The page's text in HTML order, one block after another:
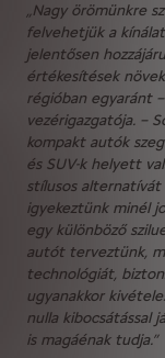
„Nagy örömünkre
felvehetjük a
jelentősen
értékesítések
régióban egyaránt
vezérigazgatója. –
kompakt autók
és SUV-k helyett
stílusos
igyekeztünk minél
egy különböző
autót terveztünk,
technológiát,
ugyanakkor
nulla kibocsátással
is magáénak tudja.”